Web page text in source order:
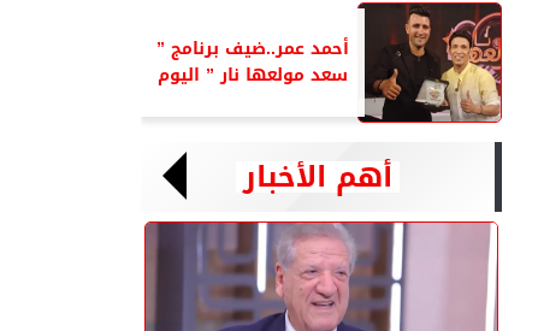
أحمد عمر..ضيف برنامج ”
سعد مولعها نار ” اليوم
أهم الأخبار